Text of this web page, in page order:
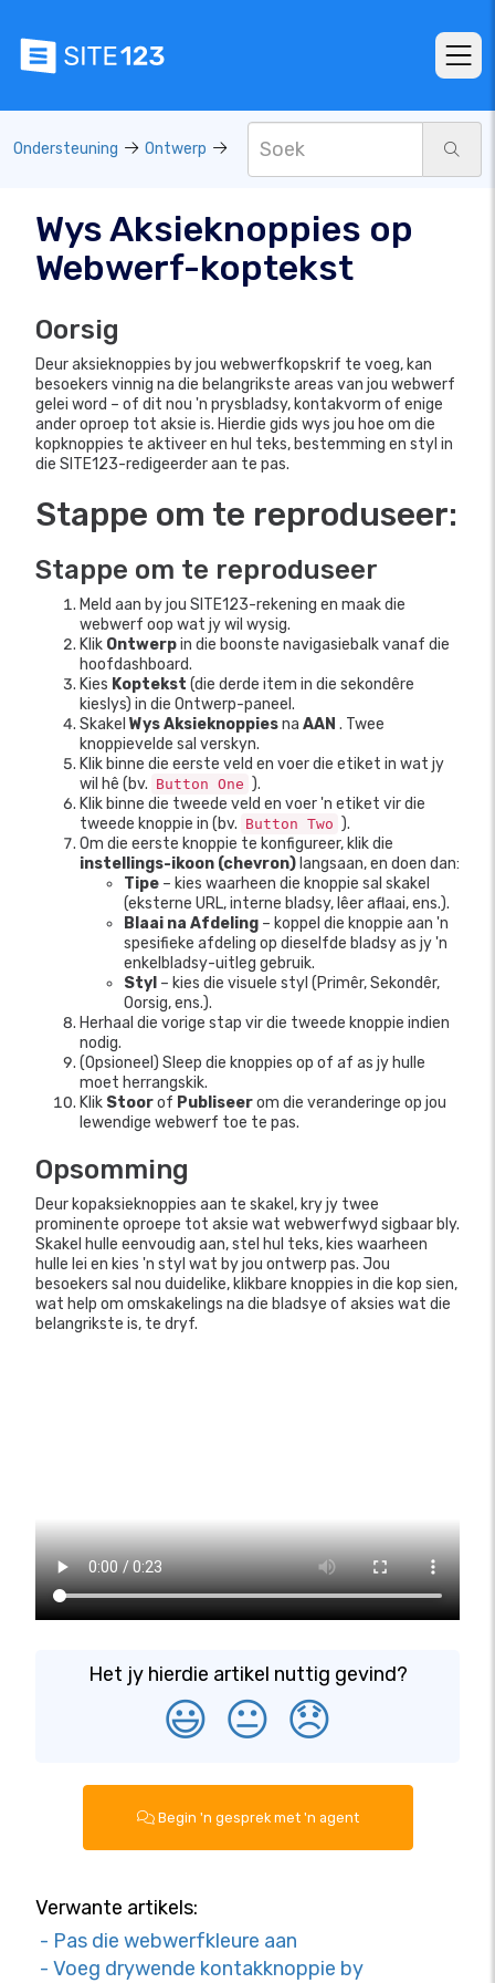
Ondersteuning Ontwerp
Wys Aksieknoppies op
Webwerf-koptekst
Oorsig
Deur aksieknoppies by jou webwerfkopskrif te voeg, kan
besoekers vinnig na die belangrikste areas van jou webwerf
gelei word – of dit nou 'n prysbladsy, kontakvorm of enige
ander oproep tot aksie is. Hierdie gids wys jou hoe om die
kopknoppies te aktiveer en hul teks, bestemming en styl in
die SITE123-redigeerder aan te pas.
Stappe om te reproduseer:
Stappe om te reproduseer
Meld aan by jou SITE123-rekening en maak die
webwerf oop wat jy wil wysig.
Klik Ontwerpin die boonste navigasiebalk vanaf die
hoofdashboard.
Kies Koptekst (die derde item in die sekondêre
kieslys) in die Ontwerp-paneel.
Skakel Wys Aksieknoppiesna AAN . Twee
knoppievelde sal verskyn.
Klik binne die eerste veld en voer die etiket in wat jy
wil hê (bv. Button One ).
Klik binne die tweede veld en voer 'n etiket vir die
tweede knoppie in (bv. Button Two ).
Om die eerste knoppie te konfigureer, klik die
instellings-ikoon (chevron) langsaan, en doen dan:
Tipe – kies waarheen die knoppie sal skakel
(eksterne URL, interne bladsy, lêer aflaai, ens.).
Blaai na Afdeling – koppel die knoppie aan 'n
spesifieke afdeling op dieselfde bladsy as jy 'n
enkelbladsy-uitleg gebruik.
Styl – kies die visuele styl (Primêr, Sekondêr,
Oorsig, ens.).
Herhaal die vorige stap vir die tweede knoppie indien
nodig.
(Opsioneel) Sleep die knoppies op of af as jy hulle
moet herrangskik.
Klik Stoorof Publiseerom die veranderinge op jou
lewendige webwerf toe te pas.
Opsomming
Deur kopaksieknoppies aan te skakel, kry jy twee
prominente oproepe tot aksie wat webwerfwyd sigbaar bly.
Skakel hulle eenvoudig aan, stel hul teks, kies waarheen
hulle lei en kies 'n styl wat by jou ontwerp pas. Jou
besoekers sal nou duidelike, klikbare knoppies in die kop sien,
wat help om omskakelings na die bladsye of aksies wat die
belangrikste is, te dryf.
Het jy hierdie artikel nuttig gevind?
😃 😐 😞
Begin 'n gesprek met 'n agent
Verwante artikels:
- Pas die webwerfkleure aan
- Voeg drywende kontakknoppie by